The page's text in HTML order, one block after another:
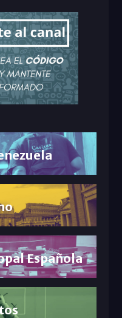
Española